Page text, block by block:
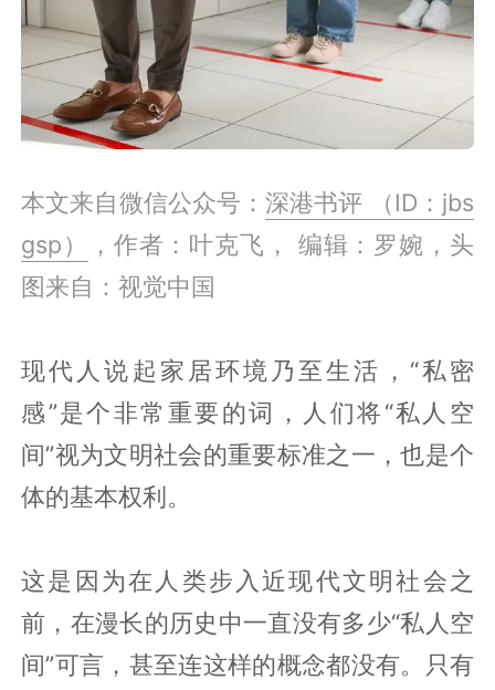
本文来自微信公众号：深港书评 （ID：jbs
gsp）
，作者：叶克飞， 编辑：罗婉，头
图来自：视觉中国
现代人说起家居环境乃至生活，“私密
感”是个非常重要的词，人们将“私人空
间”视为文明社会的重要标准之一，也是个
体的基本权利。
这是因为在人类步入近现代文明社会之
前，在漫长的历史中一直没有多少“私人空
间”可言，甚至连这样的概念都没有。只有